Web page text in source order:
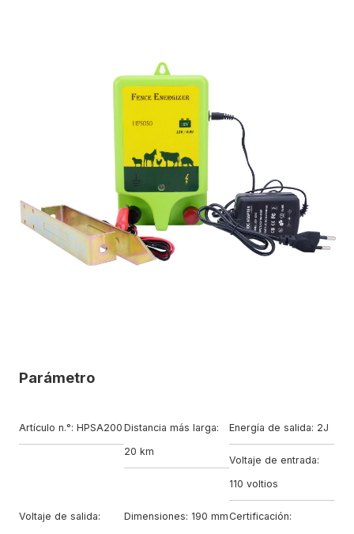
Parámetro
Artículo n.°: HPSA200 Distancia más larga:
20 km
Energía de salida: 2J
Voltaje de entrada:
110 voltios
Voltaje de salida:
Dimensiones: 190 mmCertificación: